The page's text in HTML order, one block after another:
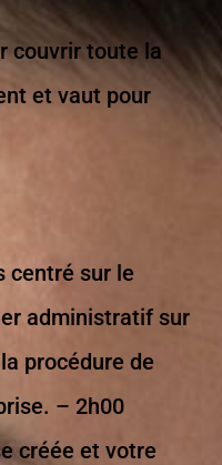
couvrir toute la
et vaut pour
centré sur le
administratif sur
procédure de
– 2h00
créée et votre